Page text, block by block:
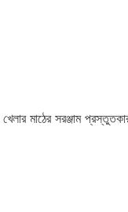
মাঠের সরঞ্জাম